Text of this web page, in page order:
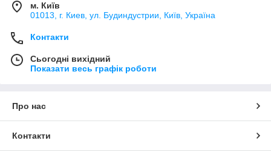
м. Київ
01013, г. Киев, ул. Будиндустрии, Київ, Україна
Контакти
Сьогодні вихідний
Показати весь графік роботи
Про нас
Контакти